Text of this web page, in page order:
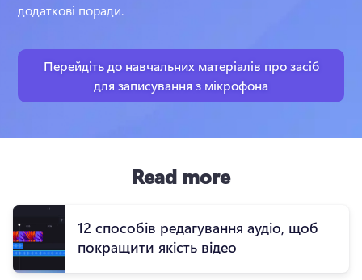
додаткові поради.
Перейдіть до навчальних матеріалів про засіб
для записування з мікрофона
Read more
12 способів редагування аудіо, щоб
покращити якість відео